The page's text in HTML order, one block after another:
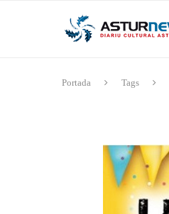
Portada Tags